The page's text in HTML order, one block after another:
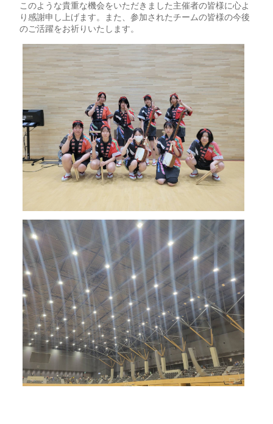
このような貴重な機会をいただきました主催者の皆様に心よ
り感謝申し上げます。また、参加されたチームの皆様の今後
のご活躍をお祈りいたします。